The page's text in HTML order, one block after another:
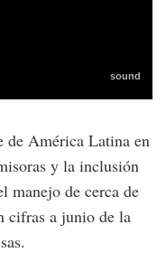
de América Latina en
y la inclusión
manejo de cerca de
cifras a junio de la